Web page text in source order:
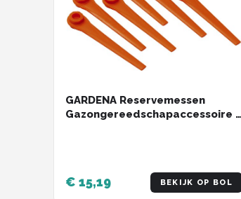
GARDENA Reservemessen
Gazongereedschapaccessoire -
€ 15,19 BEKIJK OP BOL